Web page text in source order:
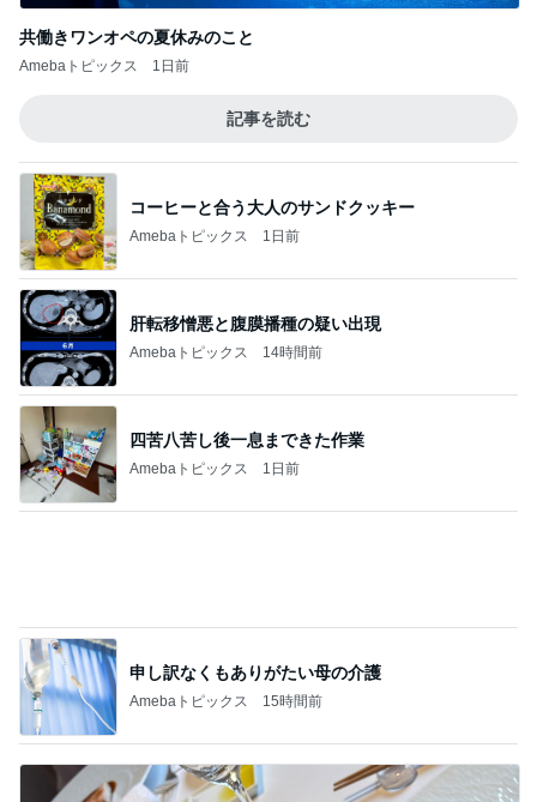
Amebaトピックス 14時間前
四苦八苦し後一息まできた作業
Amebaトピックス 1日前
申し訳なくもありがたい母の介護
Amebaトピックス 15時間前
パンの代わりにちまきが出た食事
Amebaトピックス
記事を読む